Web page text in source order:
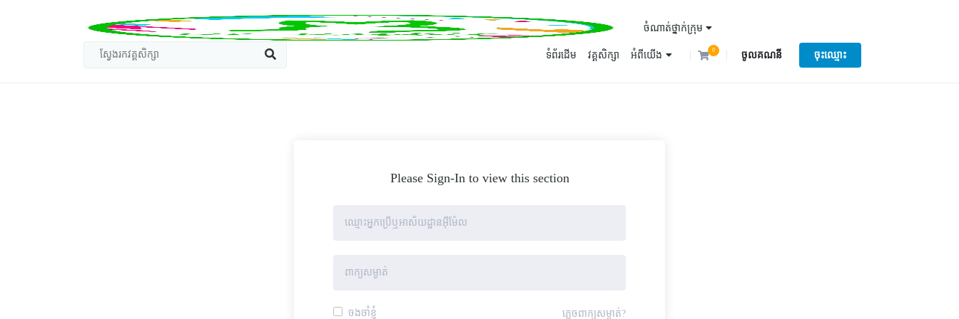
ចំណាត់ថ្នាក់ក្រុម
ទំព័រដើម វគ្គសិក្សា អំពីយើង 0 ចូលគណនី ចុះឈ្មោះ
Please Sign-In to view this section
ចងចាំខ្ញុំ ភ្លេចពាក្យសម្ងាត់?